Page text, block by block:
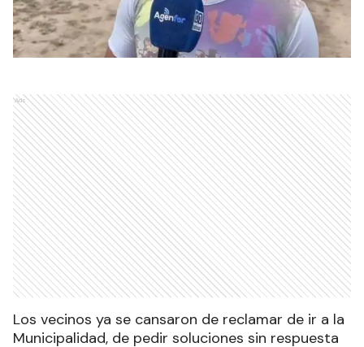
Ads
Los vecinos ya se cansaron de reclamar de ir a la
Municipalidad, de pedir soluciones sin respuesta